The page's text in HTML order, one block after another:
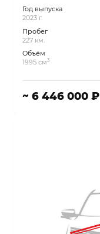
Год выпуска
2023 г.
Пробег
227 км.
Объём
1995 см3
~ 6 446 000 ₽